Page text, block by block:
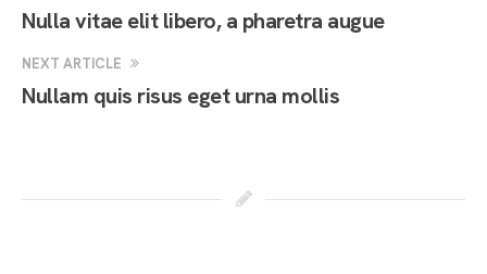
Nulla vitae elit libero, a pharetra augue
NEXT ARTICLE
Nullam quis risus eget urna mollis